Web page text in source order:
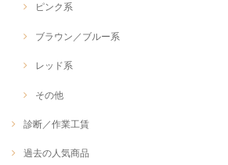
ピンク系
ブラウン／ブルー系
レッド系
その他
診断／作業工賃
過去の人気商品